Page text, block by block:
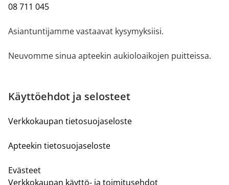
08 711 045
Asiantuntijamme vastaavat kysymyksiisi.
Neuvomme sinua apteekin aukioloaikojen puitteissa.
Käyttöehdot ja selosteet
Verkkokaupan tietosuojaseloste
Apteekin tietosuojaseloste
Evästeet
Verkkokaupan käyttö- ja toimitusehdot